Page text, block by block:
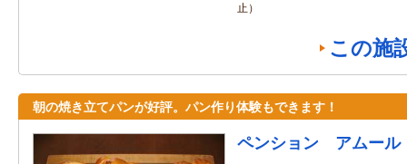
止）
この施
朝の焼き立てパンが好評。パン作り体験もできます！
ペンション アムール